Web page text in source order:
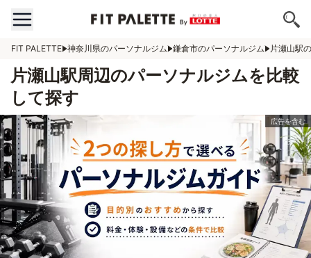
FIT PALETTE 神奈川県のパーソナルジム 鎌倉市のパーソナルジム 片瀬山駅
片瀬山駅周辺のパーソナルジムを比較
して探す